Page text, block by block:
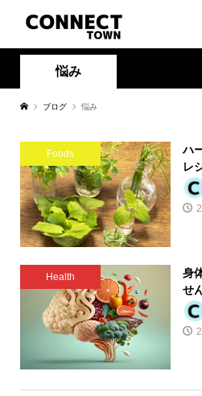
悩み
ブログ 悩み
Foods
ハ
レ
Health
身
せ